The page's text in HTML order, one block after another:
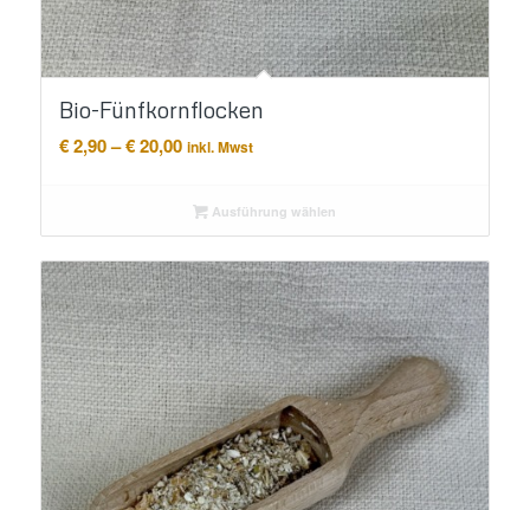
Bio-Fünfkornflocken
€2,90–€20,00Preisspanne:
€ 20,00
inkl. Mwst
Ausführung wählen